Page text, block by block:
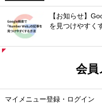
【お知らせ】
を見つけやすく
会員
マイメニュー登録・ログイン